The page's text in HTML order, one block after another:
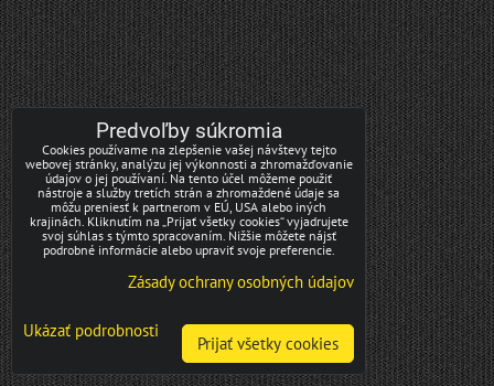
Predvoľby súkromia
Cookies používame na zlepšenie vašej návštevy tejto
webovej stránky, analýzu jej výkonnosti a zhromažďovanie
údajov o jej používaní. Na tento účel môžeme použiť
nástroje a služby tretích strán a zhromaždené údaje sa
môžu preniesť k partnerom v EÚ, USA alebo iných
krajinách. Kliknutím na „Prijať všetky cookies“ vyjadrujete
svoj súhlas s týmto spracovaním. Nižšie môžete nájsť
podrobné informácie alebo upraviť svoje preferencie.
Zásady ochrany osobných údajov
Ukázať podrobnosti
Prijať všetky cookies